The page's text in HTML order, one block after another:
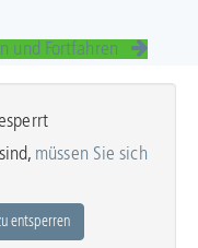
und Fortfahren
müssen Sie sich
entsperren